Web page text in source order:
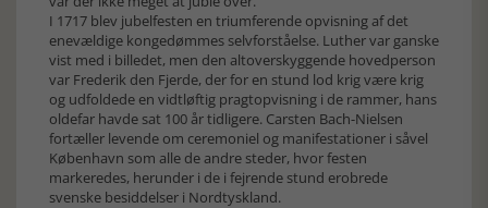
I 1717 blev jubelfesten en triumferende opvisning af det
enevældige kongedømmes selvforståelse. Luther var ganske
vist med i billedet, men den altoverskyggende hovedperson
var Frederik den Fjerde, der for en stund lod krig være krig
og udfoldede en vidtløftig pragtopvisning i de rammer, hans
oldefar havde sat 100 år tidligere. Carsten Bach-Nielsen
fortæller levende om ceremoniel og manifestationer i såvel
København som alle de andre steder, hvor festen
markeredes, herunder i de i fejrende stund erobrede
svenske besiddelser i Nordtyskland.